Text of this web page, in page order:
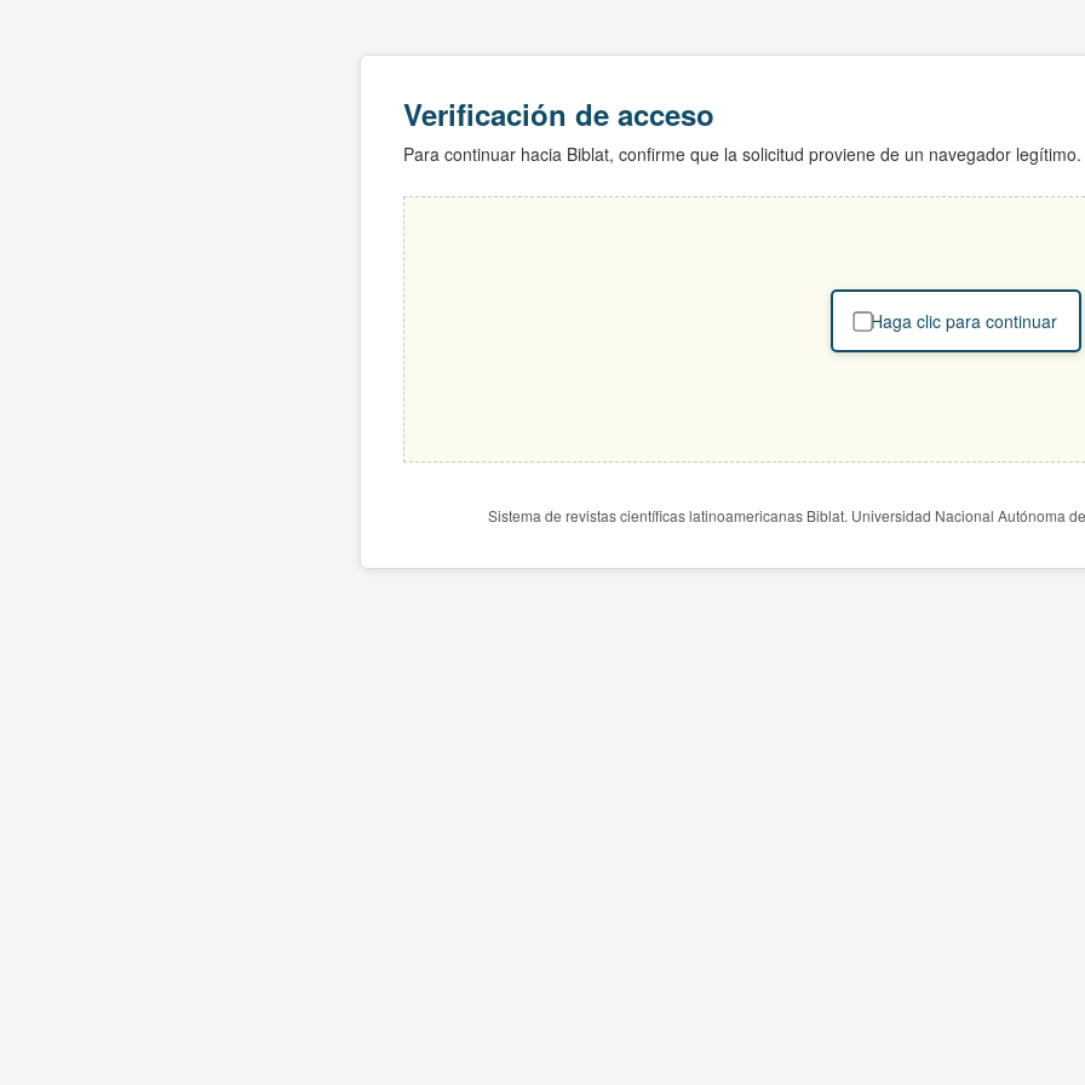
Verificación de acceso
Para continuar hacia Biblat, confirme que la solicitud proviene de un navegador legítimo.
Haga clic para continuar
Sistema de revistas científicas latinoamericanas Biblat. Universidad Nacional Autónoma